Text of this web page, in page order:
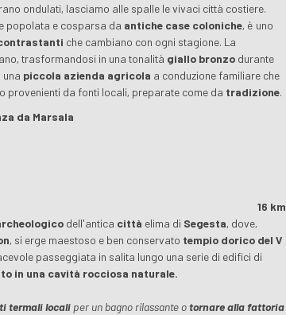
ondulati, lasciamo alle spalle le vivaci città costiere.
popolata e cosparsa da antiche case coloniche, è uno
che cambiano con ogni stagione. La
trasformandosi in una tonalità giallo bronzo durante
piccola azienda agricola a conduzione familiare che
provenienti da fonti locali, preparate come da tradizione.
da Marsala
16 km
dell'antica città elima di Segesta, dove,
, si erge maestoso e ben conservato tempio dorico del V
passeggiata in salita lungo una serie di edifici di
in una cavità rocciosa naturale.
termali locali per un bagno rilassante otornare alla fattoria